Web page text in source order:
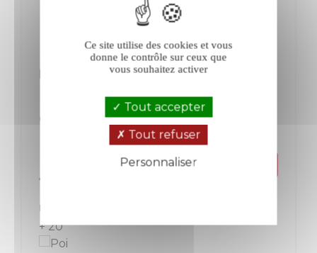
Roquefort Les Genêts blanc 2025
Côtes de Provence
Provence-Corse
Prix
19,80 €
La bouteille de 75 cl
+ 20
Ce site utilise des cookies et vous
donne le contrôle sur ceux que
vous souhaitez activer
Tout accepter
Tout refuser
Personnaliser